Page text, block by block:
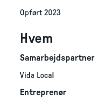
Opført 2023
Hvem
Samarbejdspartner
Vida Local
Entreprenør